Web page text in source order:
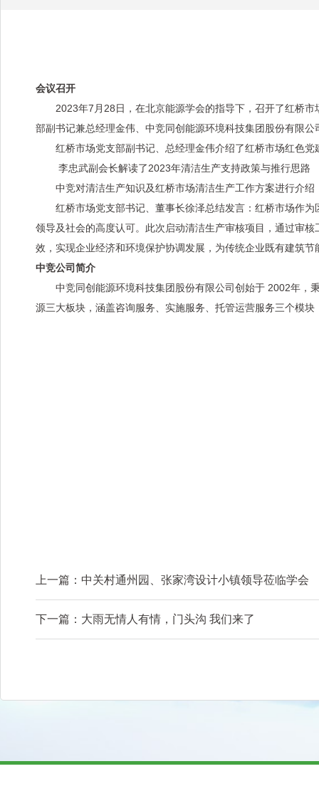
会议召开
2023年7月28日，在北京能源学会的指导下，召开了红桥
部副书记兼总经理金伟、中竞同创能源环境科技集团股份有限
红桥市场党支部副书记、总经理金伟介绍了红桥市场红色
李忠武副会长解读了2023年清洁生产支持政策与推行思路
中竞对清洁生产知识及红桥市场清洁生产工作方案进行介绍
红桥市场党支部书记、董事长徐泽总结发言：红桥市场作
领导及社会的高度认可。此次启动清洁生产审核项目，通过审
效，实现企业经济和环境保护协调发展，为传统企业既有建筑
中竞公司简介
中竞同创能源环境科技集团股份有限公司创始于 2002年，
源三大板块，涵盖咨询服务、实施服务、托管运营服务三个模
上一篇： 中关村通州园、张家湾设计小镇领导莅临学会
下一篇： 大雨无情人有情，门头沟 我们来了